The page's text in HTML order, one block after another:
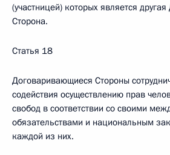
(участницей) которых является
Сторона.
Статья 18
Договаривающиеся Стороны
содействия осуществлению прав
свобод в соответствии со своими
обязательствами и национальным
каждой из них.